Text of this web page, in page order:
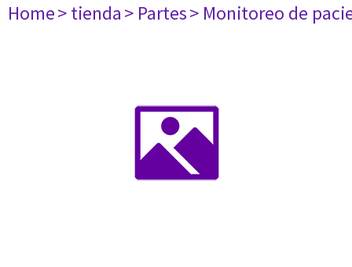
Home> tienda> Partes> Monitoreo de